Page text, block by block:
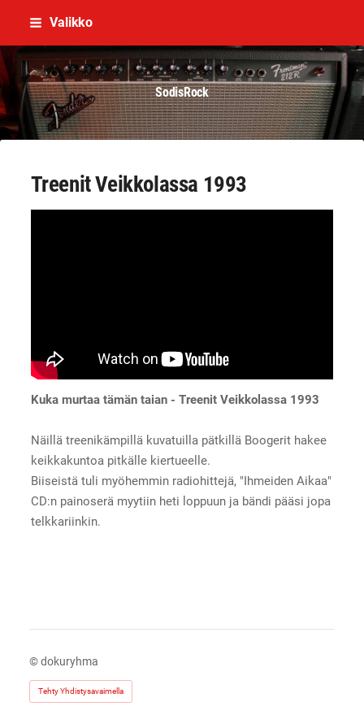
Siirry
sisältöön
Valikko
SodisRock
Treenit Veikkolassa 1993
Kuka murtaa tämän taian - Treenit Veikkolassa 1993
Näillä treenikämpillä kuvatuilla pätkillä Boogerit hakee
keikkakuntoa pitkälle kiertueelle.
Biiseistä tuli myöhemmin radiohittejä, "Ihmeiden Aikaa"
CD:n painoserä myytiin heti loppuun ja bändi pääsi jopa
telkkariinkin.
©dokuryhma
Tehty Yhdistysavaimella